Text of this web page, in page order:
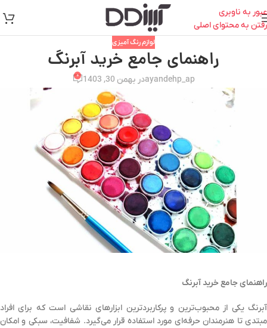
عبور به ناوبری
رفتن به محتوای اصلی
لوازم رنگ آمیزی
راهنمای جامع خرید آبرنگ
ayandehp_apدر بهمن 30, 1403 ۰
راهنمای جامع خرید آبرنگ
آبرنگ یکی از محبوب‌ترین و پرکاربردترین ابزارهای نقاشی است که برای افراد
مبتدی تا هنرمندان حرفه‌ای مورد استفاده قرار می‌گیرد. شفافیت، سبکی و امکان